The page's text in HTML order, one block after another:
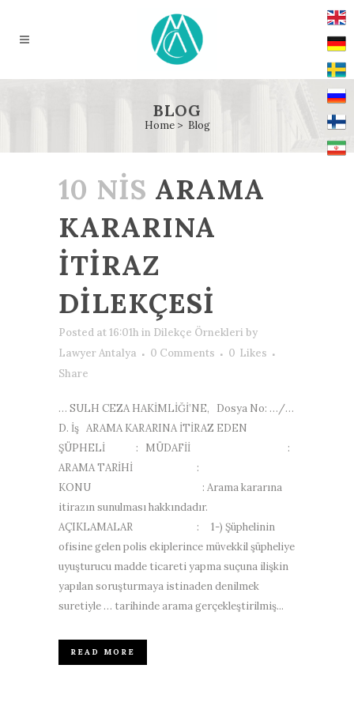
BLOG
Home> Blog
10 NIS ARAMA
KARARINA
İTİRAZ
DİLEKÇESİ
Posted at 16:01h in Dilekçe Örnekleri by
Lawyer Antalya
0 Comments 0 Likes
Share
… SULH CEZA HAKİMLİĞİ’NE, Dosya No: …/…
D. İş ARAMA KARARINA İTİRAZ EDEN
ŞÜPHELİ : MÜDAFİİ :
ARAMA TARİHİ :
KONU : Arama kararına
itirazın sunulması hakkındadır.
AÇIKLAMALAR : 1-) Şüphelinin
ofisine gelen polis ekiplerince müvekkil şüpheliye
uyuşturucu madde ticareti yapma suçuna ilişkin
yapılan soruşturmaya istinaden denilmek
suretiyle … tarihinde arama gerçekleştirilmiş...
READ MORE